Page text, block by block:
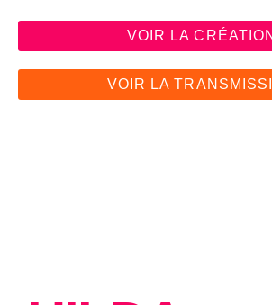
VOIR LA CRÉATION
VOIR LA